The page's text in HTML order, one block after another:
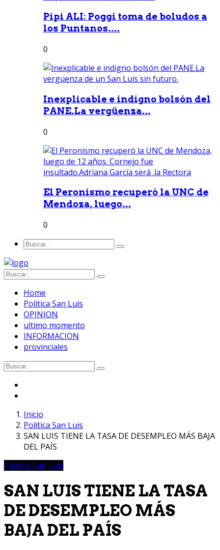
Pipi ALI: Poggi toma de boludos a
los Puntanos....
0
Inexplicable e indigno bolsón del
PANE.La vergüenza...
0
El Peronismo recuperó la UNC de
Mendoza, luego...
0
Home
Política San Luis
OPINION
ultimo momento
INFORMACION
provinciales
Inicio
Política San Luis
SAN LUIS TIENE LA TASA DE DESEMPLEO MÁS BAJA
DEL PAÍS
Política San Luis
SAN LUIS TIENE LA TASA
DE DESEMPLEO MÁS
BAJA DEL PAÍS